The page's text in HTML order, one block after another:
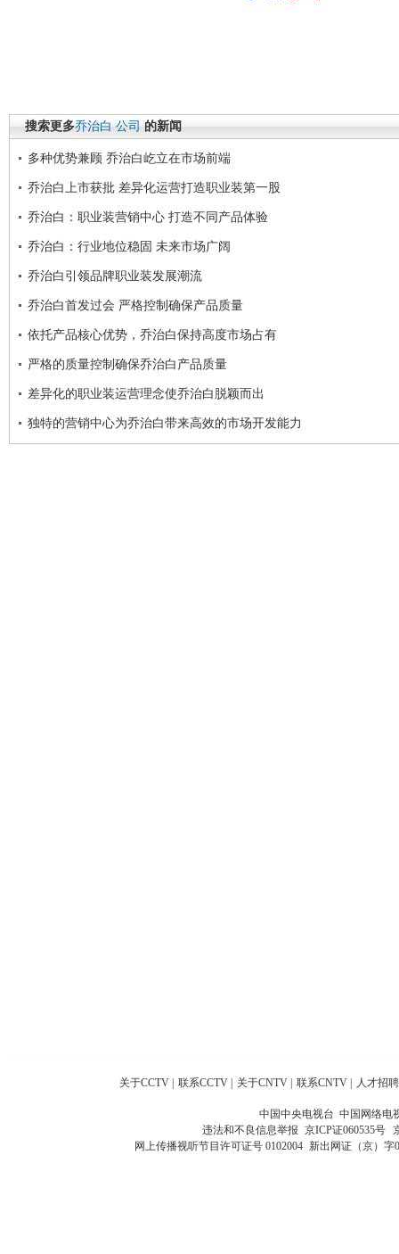
搜索更多乔治白 公司 的新闻
多种优势兼顾 乔治白屹立在市场前端
乔治白上市获批 差异化运营打造职业装第一股
乔治白：职业装营销中心 打造不同产品体验
乔治白：行业地位稳固 未来市场广阔
乔治白引领品牌职业装发展潮流
乔治白首发过会 严格控制确保产品质量
依托产品核心优势，乔治白保持高度市场占有
严格的质量控制确保乔治白产品质量
差异化的职业装运营理念使乔治白脱颖而出
独特的营销中心为乔治白带来高效的市场开发能力
关于CCTV 联系CCTV 关于CNTV 联系CNTV 人才招聘
中国中央电视台 中国网络电
违法和不良信息举报 京ICP证060535号
网上传播视听节目许可证号 0102004 新出网证（京）